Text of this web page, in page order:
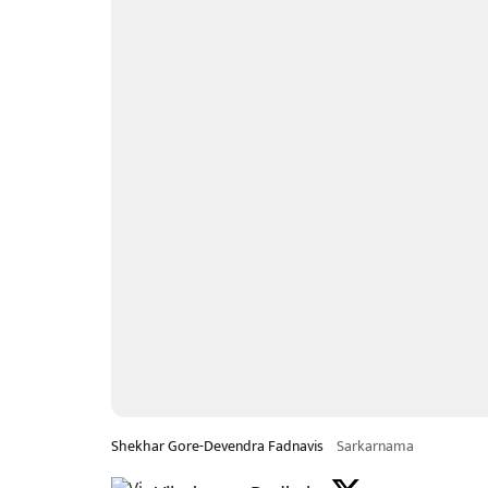
Shekhar Gore-Devendra Fadnavis Sarkarnama